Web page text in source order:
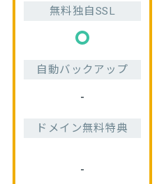
無料独自SSL
自動バックアップ
-
ドメイン無料特典
-